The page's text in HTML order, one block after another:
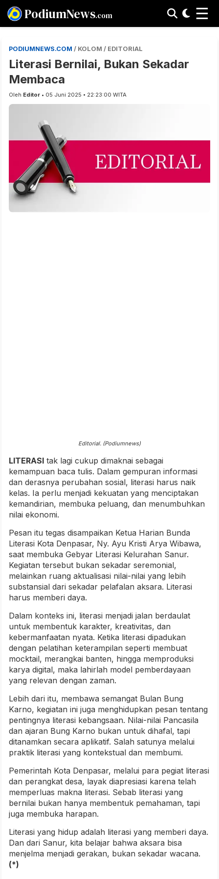
PodiumNews.com ☰
PODIUMNEWS.COM / KOLOM / EDITORIAL
Literasi Bernilai, Bukan Sekadar
Membaca
Oleh Editor • 05 Juni 2025 • 22:23:00 WITA
Editorial. (Podiumnews)
LITERASI tak lagi cukup dimaknai sebagai
kemampuan baca tulis. Dalam gempuran informasi
dan derasnya perubahan sosial, literasi harus naik
kelas. Ia perlu menjadi kekuatan yang menciptakan
kemandirian, membuka peluang, dan menumbuhkan
nilai ekonomi.
Pesan itu tegas disampaikan Ketua Harian Bunda
Literasi Kota Denpasar, Ny. Ayu Kristi Arya Wibawa,
saat membuka Gebyar Literasi Kelurahan Sanur.
Kegiatan tersebut bukan sekadar seremonial,
melainkan ruang aktualisasi nilai-nilai yang lebih
substansial dari sekadar pelafalan aksara. Literasi
harus memberi daya.
Dalam konteks ini, literasi menjadi jalan berdaulat
untuk membentuk karakter, kreativitas, dan
kebermanfaatan nyata. Ketika literasi dipadukan
dengan pelatihan keterampilan seperti membuat
mocktail, merangkai banten, hingga memproduksi
karya digital, maka lahirlah model pemberdayaan
yang relevan dengan zaman.
Lebih dari itu, membawa semangat Bulan Bung
Karno, kegiatan ini juga menghidupkan pesan tentang
pentingnya literasi kebangsaan. Nilai-nilai Pancasila
dan ajaran Bung Karno bukan untuk dihafal, tapi
ditanamkan secara aplikatif. Salah satunya melalui
praktik literasi yang kontekstual dan membumi.
Pemerintah Kota Denpasar, melalui para pegiat literasi
dan perangkat desa, layak diapresiasi karena telah
memperluas makna literasi. Sebab literasi yang
bernilai bukan hanya membentuk pemahaman, tapi
juga membuka harapan.
Literasi yang hidup adalah literasi yang memberi daya.
Dan dari Sanur, kita belajar bahwa aksara bisa
menjelma menjadi gerakan, bukan sekadar wacana.
(*)